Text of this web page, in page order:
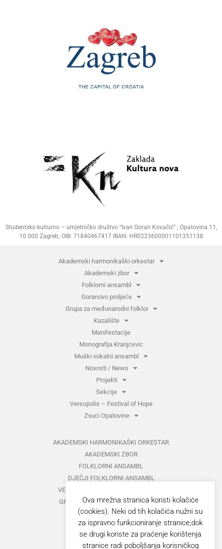
Studentsko kulturno – umjetničko društvo “Ivan Goran Kovačić” ; Opatovina 11,
10 000 Zagreb; OIB: 71840467417 IBAN: HR0223600001101351138
Akademski harmonikaški orkestar
Akademski zbor
Folklorni ansambl
Goranovo proljeće
Grupa za međunarodni folklor
Kazalište
Manifestacije
Monografija Kranjcevic
Muški vokalni ansambl
Novosti / News
Projekti
Sekcije
Versopolis – Festival of Hope
Zvuci Opatovine
AKADEMSKI HARMONIKAŠKI ORKESTAR
AKADEMSKI ZBOR
FOLKLORNI ANSAMBL
DJEČJI FOLKLORNI ANSAMBL
VETERANI FOLKLORNOG ANSAMBLA
GRUPA ZA MEĐUNARODNI FOLKLOR
KAZALIŠTE
MUŠKI VOKALNI ANSAMBL
ZAJEDNIČKI KONCERTI
Ova mrežna stranica koristi kolačiće
(cookies). Neki od tih kolačića nužni su
za ispravno funkcioniranje stranice,dok
se drugi koriste za praćenje korištenja
stranice radi poboljšanja korisničkog